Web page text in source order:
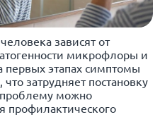
зависят от
микрофлоры и
первых этапах симптомы
затрудняет постановку
проблему можно
профилактического